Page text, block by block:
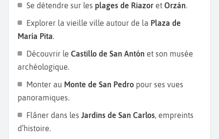
Se détendre sur les plages de Riazor et Orzán.
Explorer la vieille ville autour de la Plaza de
María Pita.
Découvrir le Castillo de San Antón et son musée
archéologique.
Monter au Monte de San Pedro pour ses vues
panoramiques.
Flâner dans les Jardins de San Carlos, empreints
d’histoire.